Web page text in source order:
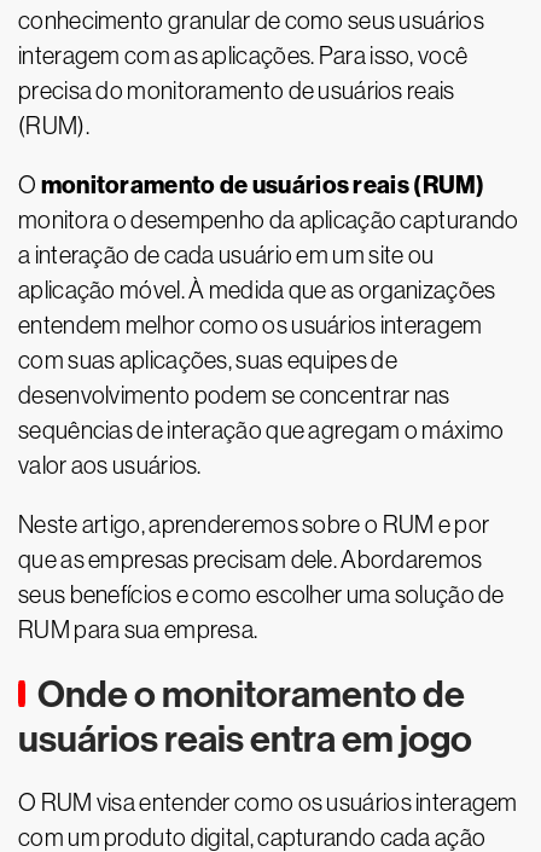
conhecimento granular de como seus usuários
interagem com as aplicações. Para isso, você
precisa do monitoramento de usuários reais
(RUM).
O monitoramento de usuários reais (RUM)
monitora o desempenho da aplicação capturando
a interação de cada usuário em um site ou
aplicação móvel. À medida que as organizações
entendem melhor como os usuários interagem
com suas aplicações, suas equipes de
desenvolvimento podem se concentrar nas
sequências de interação que agregam o máximo
valor aos usuários.
Neste artigo, aprenderemos sobre o RUM e por
que as empresas precisam dele. Abordaremos
seus benefícios e como escolher uma solução de
RUM para sua empresa.
Onde o monitoramento de
usuários reais entra em jogo
O RUM visa entender como os usuários interagem
com um produto digital, capturando cada ação